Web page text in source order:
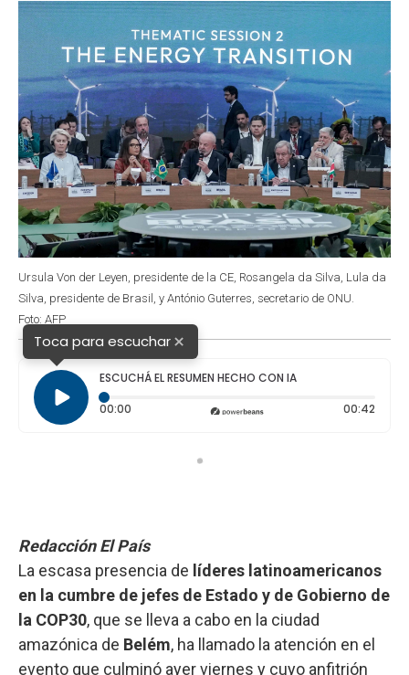
k
p
n
Ursula Von der Leyen, presidente de la CE, Rosangela da Silva, Lula da
Silva, presidente de Brasil, y António Guterres, secretario de ONU.
Foto: AFP
Toca para escuchar×
ESCUCHÁ EL RESUMEN HECHO CON IA
00:00 Tiempo transcurrido: 0 segundos 00:42
Redacción El País
La escasa presencia de líderes latinoamericanos
en la cumbre de jefes de Estado y de Gobierno de
la COP30, que se lleva a cabo en la ciudad
amazónica de Belém, ha llamado la atención en el
evento que culminó ayer viernes y cuyo anfitrión